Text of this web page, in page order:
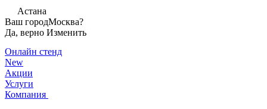
Астана
Ваш городМосква?
Да, верно Изменить
Онлайн стенд
New
Акции
Услуги
Компания